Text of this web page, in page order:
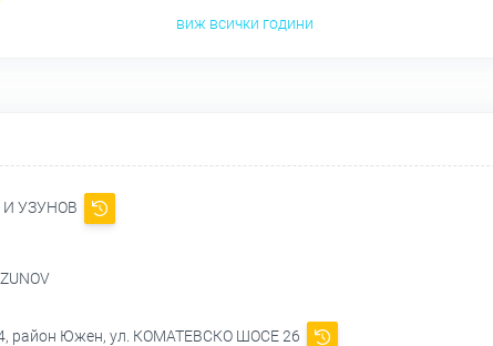
виж всички години
И УЗУНОВ
район Южен, ул. КОМАТЕВСКО ШОСЕ 26